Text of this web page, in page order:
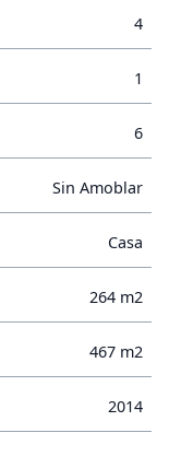
4
1
6
Sin Amoblar
Casa
264 m2
467 m2
2014